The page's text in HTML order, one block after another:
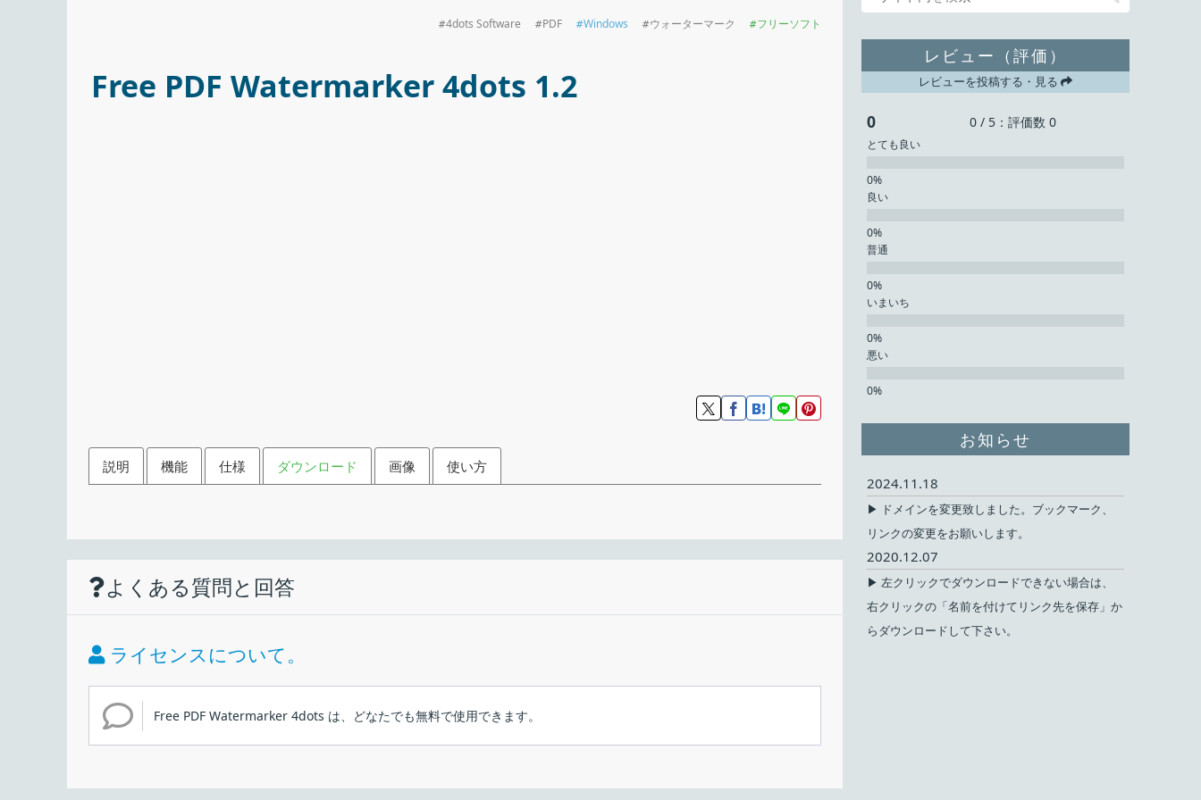
4dots Software PDF Windows ウォーターマーク フリーソフト
Free PDF Watermarker 4dots 1.2
説明 機能 仕様 ダウンロード 画像 使い方
PDF にウォーターマーク（透かし）を追加するアプリケーション
PDF にウォーターマーク（透かし）を追加することができる Windows 向けのフリーソフト。テキストまたは画像のウォ
PDF ドキュメントに透かしを追加
コマンドラインの使用をサポート
フォルダ全体を追加します
PDFドキュメントのリストファイルをインポート
価格：
メーカー：
インストール
1.インストール方法
セットアップファイルを実行するとセットアップウィザードが開始します。［Next］をクリックします。
よくある質問と回答
ライセンスについて。
Free PDF Watermarker 4dots は、どなたでも無料で使用できます。
レビュー（評価）
レビューを投稿する・見る
0 0 / 5：評価数 0
とても良い
良い
普通
いまいち
悪い
お知らせ
2024.11.18
▶ ドメインを変更致しました。ブックマーク、
リンクの変更をお願いします。
2020.12.07
▶ 左クリックでダウンロードできない場合は、
右クリックの「名前を付けてリンク先を保存」か
らダウンロードして下さい。